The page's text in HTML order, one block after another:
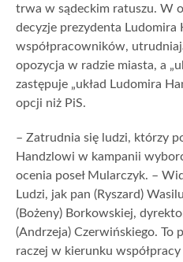
trwa w sądeckim ratuszu. W
decyzje prezydenta Ludomira
współpracowników,
opozycja w radzie miasta, a
zastępuje „układ Ludomira
opcji niż PiS.
– Zatrudnia się ludzi, którzy
Handzlowi w kampanii
ocenia poseł Mularczyk. –
Ludzi, jak pan (Ryszard)
(Bożeny) Borkowskiej,
(Andrzeja) Czerwińskiego. To
raczej w kierunku